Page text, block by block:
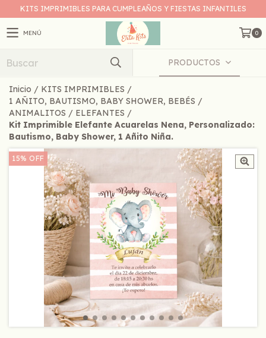
KITS IMPRIMIBLES PARA CUMPLEAÑOS Y FIESTAS INFANTILES
MENÚ 0
PRODUCTOS
Inicio / KITS IMPRIMIBLES /
1 AÑITO, BAUTISMO, BABY SHOWER, BEBÉS /
ANIMALITOS / ELEFANTES /
Kit Imprimible Elefante Acuarelas Nena, Personalizado:
Bautismo, Baby Shower, 1 Añito Niña.
15% OFF